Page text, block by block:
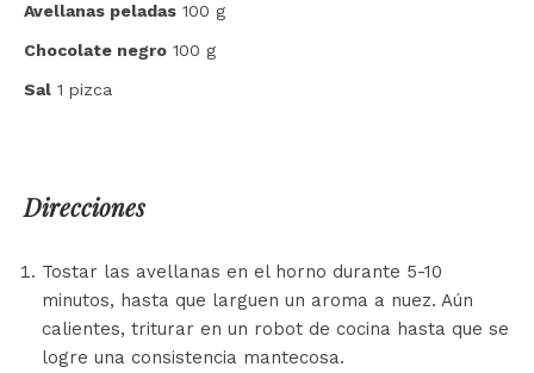
Avellanas peladas 100 g
Chocolate negro 100 g
Sal 1 pizca
Direcciones
Tostar las avellanas en el horno durante 5-10
minutos, hasta que larguen un aroma a nuez. Aún
calientes, triturar en un robot de cocina hasta que se
logre una consistencia mantecosa.